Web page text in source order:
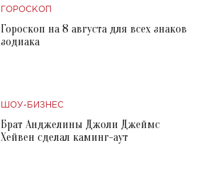
ГОРОСКОП
Гороскоп на 8 августа для всех знаков
зодиака
ШОУ-БИЗНЕС
Брат Анджелины Джоли Джеймс
Хейвен сделал каминг-аут